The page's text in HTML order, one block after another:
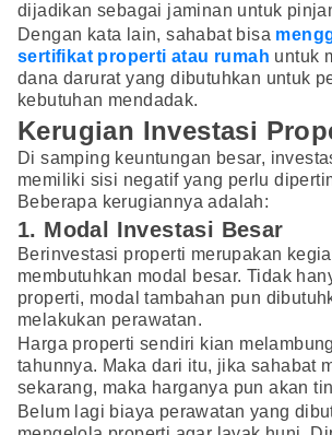
dijadikan sebagai jaminan untuk
Dengan kata lain, sahabat bisa
sertifikat properti atau rumah untuk
dana darurat yang dibutuhkan untuk
kebutuhan mendadak.
Kerugian Investasi
Di samping keuntungan besar,
memiliki sisi negatif yang perlu
Beberapa kerugiannya adalah:
1. Modal Investasi Besar
Berinvestasi properti merupakan
membutuhkan modal besar. Tidak
properti, modal tambahan pun
melakukan perawatan.
Harga properti sendiri kian
tahunnya. Maka dari itu, jika sahabat
sekarang, maka harganya pun akan
Belum lagi biaya perawatan yang